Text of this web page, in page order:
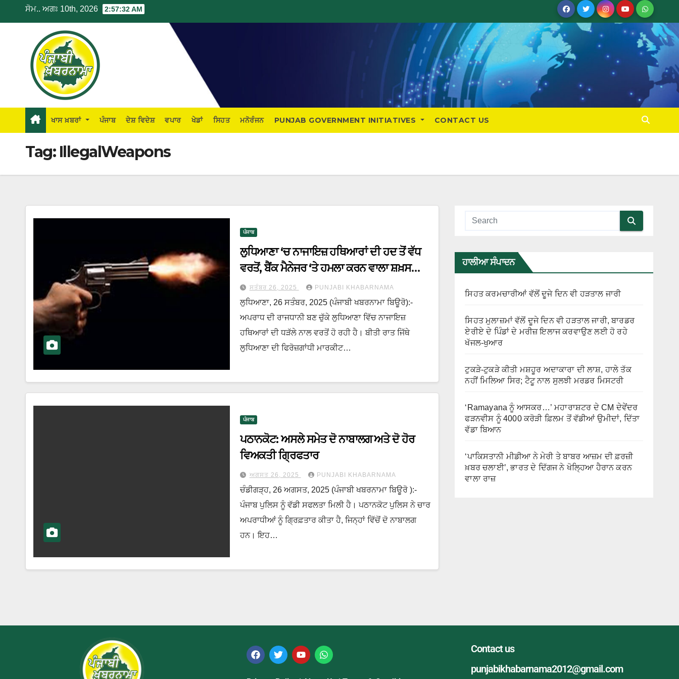
ਸੋਮ.. ਅਗਃ 10th, 2026 2:57:32 AM
ਖਾਸ ਖ਼ਬਰਾਂ ਪੰਜਾਬ ਦੇਸ਼ ਵਿਦੇਸ਼ ਵਪਾਰ ਖੇਡਾਂ ਸਿਹਤ ਮਨੋਰੰਜਨ PUNJAB GOVERNMENT INITIATIVES CONTACT US
Tag: IllegalWeapons
ਪੰਜਾਬ
ਲੁਧਿਆਣਾ ‘ਚ ਨਾਜਾਇਜ਼ ਹਥਿਆਰਾਂ ਦੀ ਹਦ ਤੋਂ ਵੱਧ
ਵਰਤੋਂ, ਬੈਂਕ ਮੈਨੇਜਰ ‘ਤੇ ਹਮਲਾ ਕਰਨ ਵਾਲਾ ਸ਼ਖ਼ਸ
ਗ੍ਰਿਫ਼ਤਾਰ
ਸਤੰਬਰ 26, 2025 PUNJABI KHABARNAMA
ਲੁਧਿਆਣਾ, 26 ਸਤੰਬਰ, 2025 (ਪੰਜਾਬੀ ਖਬਰਨਾਮਾ ਬਿਊਰੋ):-
ਅਪਰਾਧ ਦੀ ਰਾਜਧਾਨੀ ਬਣ ਚੁੱਕੇ ਲੁਧਿਆਣਾ ਵਿੱਚ ਨਾਜਾਇਜ਼
ਹਥਿਆਰਾਂ ਦੀ ਧੜੱਲੇ ਨਾਲ ਵਰਤੋਂ ਹੋ ਰਹੀ ਹੈ। ਬੀਤੀ ਰਾਤ ਜਿੱਥੇ
ਲੁਧਿਆਣਾ ਦੀ ਫਿਰੋਜ਼ਗਾਂਧੀ ਮਾਰਕੀਟ…
ਪੰਜਾਬ
ਪਠਾਨਕੋਟ: ਅਸਲੇ ਸਮੇਤ ਦੋ ਨਾਬਾਲਗ ਅਤੇ ਦੋ ਹੋਰ
ਵਿਅਕਤੀ ਗ੍ਰਿਫਤਾਰ
ਅਗਸਤ 26, 2025 PUNJABI KHABARNAMA
ਚੰਡੀਗੜ੍ਹ, 26 ਅਗਸਤ, 2025 (ਪੰਜਾਬੀ ਖਬਰਨਾਮਾ ਬਿਊਰੋ ):-
ਪੰਜਾਬ ਪੁਲਿਸ ਨੂੰ ਵੱਡੀ ਸਫਲਤਾ ਮਿਲੀ ਹੈ। ਪਠਾਨਕੋਟ ਪੁਲਿਸ ਨੇ ਚਾਰ
ਅਪਰਾਧੀਆਂ ਨੂੰ ਗ੍ਰਿਫ਼ਤਾਰ ਕੀਤਾ ਹੈ, ਜਿਨ੍ਹਾਂ ਵਿੱਚੋਂ ਦੋ ਨਾਬਾਲਗ
ਹਨ। ਇਹ…
ਹਾਲੀਆ ਸੰਪਾਦਨ
ਸਿਹਤ ਕਰਮਚਾਰੀਆਂ ਵੱਲੋਂ ਦੂਜੇ ਦਿਨ ਵੀ ਹੜਤਾਲ ਜਾਰੀ
ਸਿਹਤ ਮੁਲਾਜ਼ਮਾਂ ਵੱਲੋਂ ਦੂਜੇ ਦਿਨ ਵੀ ਹੜਤਾਲ ਜਾਰੀ, ਬਾਰਡਰ
ਏਰੀਏ ਦੇ ਪਿੰਡਾਂ ਦੇ ਮਰੀਜ਼ ਇਲਾਜ ਕਰਵਾਉਣ ਲਈ ਹੋ ਰਹੇ
ਖੱਜਲ-ਖੁਆਰ
ਟੁਕੜੇ-ਟੁਕੜੇ ਕੀਤੀ ਮਸ਼ਹੂਰ ਅਦਾਕਾਰਾ ਦੀ ਲਾਸ਼, ਹਾਲੇ ਤੱਕ
ਨਹੀਂ ਮਿਲਿਆ ਸਿਰ; ਟੈਟੂ ਨਾਲ ਸੁਲਝੀ ਮਰਡਰ ਮਿਸਟਰੀ
‘Ramayana ਨੂੰ ਆਸਕਰ…’ ਮਹਾਰਾਸ਼ਟਰ ਦੇ CM ਦੇਵੇਂਦਰ
ਫੜਨਵੀਸ ਨੂੰ 4000 ਕਰੋੜੀ ਫ਼ਿਲਮ ਤੋਂ ਵੱਡੀਆਂ ਉਮੀਦਾਂ, ਦਿੱਤਾ
ਵੱਡਾ ਬਿਆਨ
‘ਪਾਕਿਸਤਾਨੀ ਮੀਡੀਆ ਨੇ ਮੇਰੀ ਤੇ ਬਾਬਰ ਆਜ਼ਮ ਦੀ ਫ਼ਰਜ਼ੀ
ਖ਼ਬਰ ਚਲਾਈ’, ਭਾਰਤ ਦੇ ਦਿੱਗਜ ਨੇ ਖੋਲ੍ਹਿਆ ਹੈਰਾਨ ਕਰਨ
ਵਾਲਾ ਰਾਜ਼
Contact us
punjabikhabarnama2012@gmail.com